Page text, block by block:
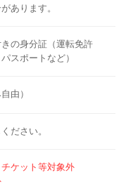
あります。
の身分証（運転免許
スポートなど）
由）
ださい。
ケット等対象外